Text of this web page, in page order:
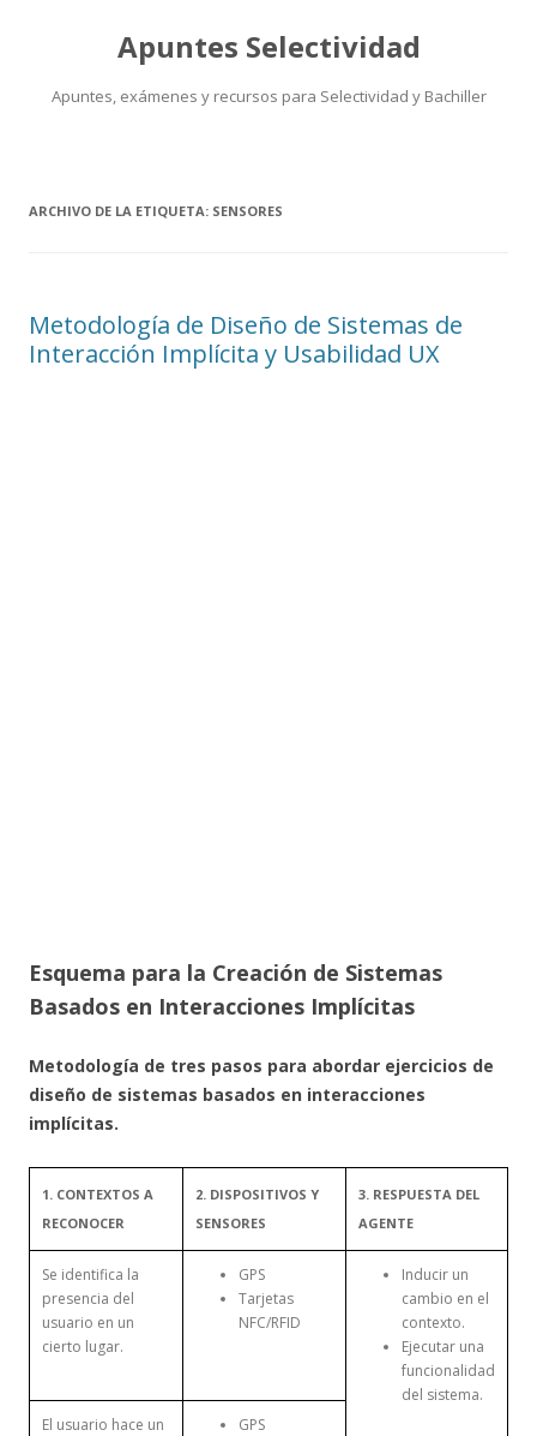
Apuntes Selectividad
Apuntes, exámenes y recursos para Selectividad y Bachiller
ARCHIVO DE LA ETIQUETA: SENSORES
Metodología de Diseño de Sistemas de
Interacción Implícita y Usabilidad UX
Esquema para la Creación de Sistemas
Basados en Interacciones Implícitas
Metodología de tres pasos para abordar ejercicios de
diseño de sistemas basados en interacciones
implícitas.
1. CONTEXTOS A
RECONOCER
2. DISPOSITIVOS Y
SENSORES
3. RESPUESTA DEL
AGENTE
Se identifica la
presencia del
usuario en un
cierto lugar.
GPS
Tarjetas
NFC/RFID
Inducir un
cambio en el
contexto.
Ejecutar una
funcionalidad
del sistema.
El usuario hace un
GPS